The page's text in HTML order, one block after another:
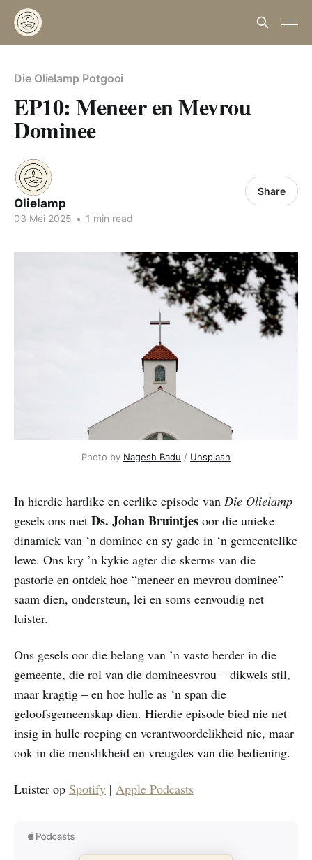
Die Olielamp Potgooi
EP10: Meneer en Mevrou
Dominee
Olielamp
03 Mei 2025 • 1 min read
Share
Photo by Nagesh Badu / Unsplash
In hierdie hartlike en eerlike episode van Die Olielamp
gesels ons met Ds. Johan Bruintjes oor die unieke
dinamiek van ‘n dominee en sy gade in ‘n gemeentelike
lewe. Ons kry ’n kykie agter die skerms van die
pastorie en ontdek hoe “meneer en mevrou dominee”
saam dien, ondersteun, lei en soms eenvoudig net
luister.
Ons gesels oor die belang van ’n vaste herder in die
gemeente, die rol van die domineesvrou – dikwels stil,
maar kragtig – en hoe hulle as ‘n span die
geloofsgemeenskap dien. Hierdie episode bied nie net
insig in hulle roeping en verantwoordelikheid nie, maar
ook in die menslikheid en vreugdes van die bediening.
Luister op Spotify | Apple Podcasts